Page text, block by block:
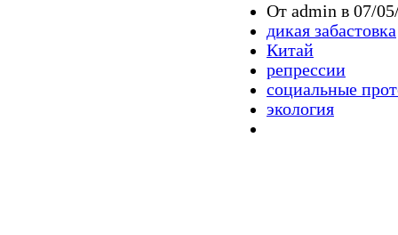
От admin в 07/
дикая забастовка
Китай
репрессии
социальные
экология